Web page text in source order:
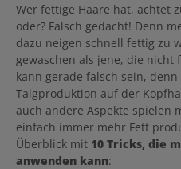
Wer fettige Haare hat, achtet
oder? Falsch gedacht! Denn
dazu neigen schnell fettig zu
gewaschen als jene, die nicht
kann gerade falsch sein,
Talgproduktion auf der
auch andere Aspekte spielen
einfach immer mehr Fett
Überblick mit 10 Tricks, die
anwenden kann: